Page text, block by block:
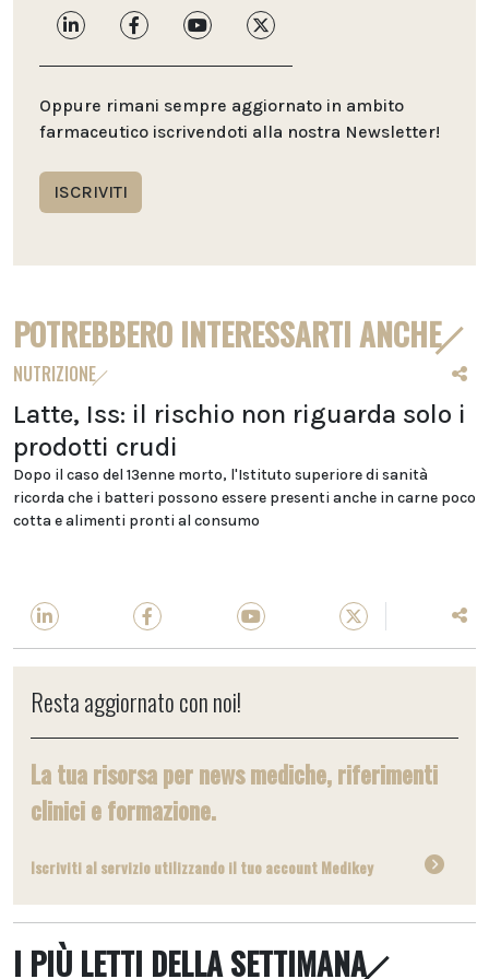
Oppure rimani sempre aggiornato in ambito
farmaceutico iscrivendoti alla nostra Newsletter!
ISCRIVITI
POTREBBERO INTERESSARTI ANCHE
NUTRIZIONE
Latte, Iss: il rischio non riguarda solo i
prodotti crudi
Dopo il caso del 13enne morto, l'Istituto superiore di sanità
ricorda che i batteri possono essere presenti anche in carne poco
cotta e alimenti pronti al consumo
Resta aggiornato con noi!
La tua risorsa per news mediche, riferimenti
clinici e formazione.
Iscriviti al servizio utilizzando il tuo account Medikey
I PIÙ LETTI DELLA SETTIMANA